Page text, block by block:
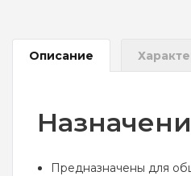
Описание
Предназначены для